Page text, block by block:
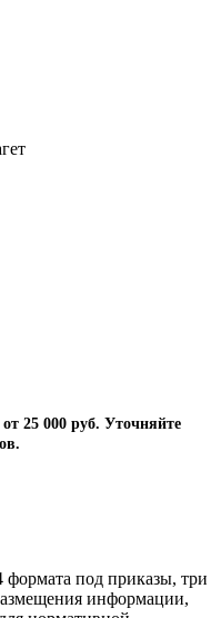
25 000 руб. Уточняйте
под приказы, три
информации,